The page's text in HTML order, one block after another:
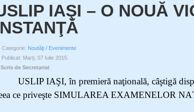
IAŞI – O NOUĂ
Categorie: Noutăţi / Evenimente
Publicat: Marți, 07 Iulie 2015
de Secretariat
USLIP IAŞI, în premieră naţională, câştigă
ce priveşte SIMULAREA EXAMENELOR